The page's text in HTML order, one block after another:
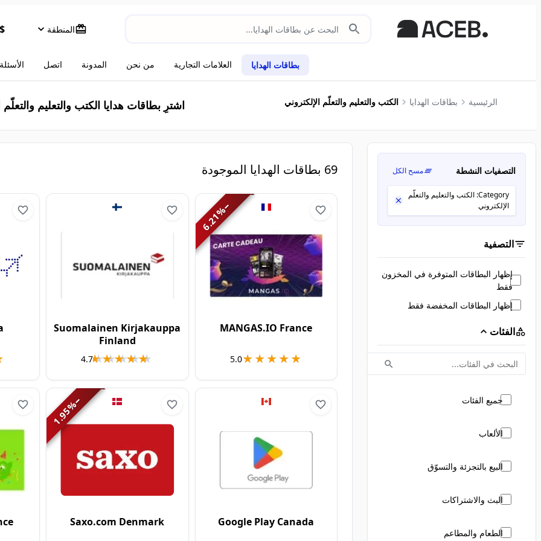
المنطقة
بطاقات الهدايا العلامات التجارية من نحن المدونة اتصل
الرئيسية بطاقات الهدايا الكتب والتعليم والتعلّم الإلكتروني اشترِ بطاقات هدايا الكتب والتعليم
التصفيات النشطة مسح الكل
Category: الكتب والتعليم والتعلّم
الإلكتروني
التصفية
إظهار البطاقات المتوفرة في المخزون
فقط
إظهار البطاقات المخفضة فقط
الفئات
جميع الفئات
الألعاب
البيع بالتجزئة والتسوّق
البث والاشتراكات
الطعام والمطاعم
69 بطاقات الهدايا الموجودة
−
6.21%
MANGAS.IO France
★★★★★
★★★★★
5.0
Suomalainen Kirjakauppa
Finland
★★★★★
★★★★★
4.7
Google Play Canada
−
1.95%
Saxo.com Denmark